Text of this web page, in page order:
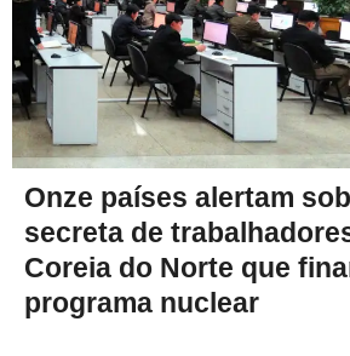
Onze países alertam
secreta de
Coreia do Norte que
programa nuclear